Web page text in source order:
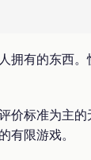
拥有的东西
价标准为主
有限游戏。